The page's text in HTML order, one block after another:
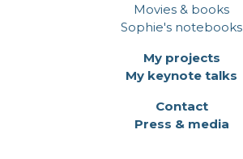
Movies & books
Sophie's notebooks
My projects
My keynote talks
Contact
Press & media